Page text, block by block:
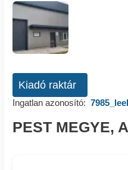
Kiadó raktár
Ingatlan azonosító:
PEST MEGYE,